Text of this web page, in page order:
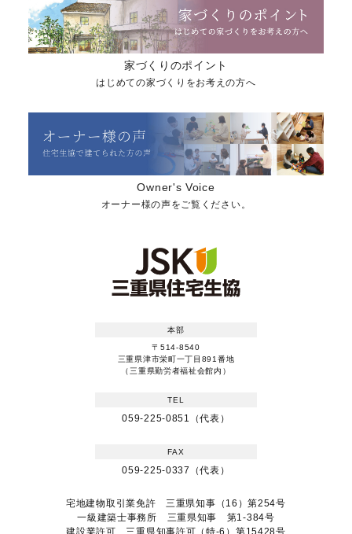
家づくりのポイント
はじめての家づくりをお考えの方へ
Owner's Voice
オーナー様の声をご覧ください。
本部
〒514-8540
三重県津市栄町一丁目891番地
（三重県勤労者福祉会館内）
TEL
059-225-0851（代表）
FAX
059-225-0337（代表）
宅地建物取引業免許 三重県知事（16）第254号
一級建築士事務所 三重県知事 第1-384号
建設業許可 三重県知事許可（特-6）第15428号